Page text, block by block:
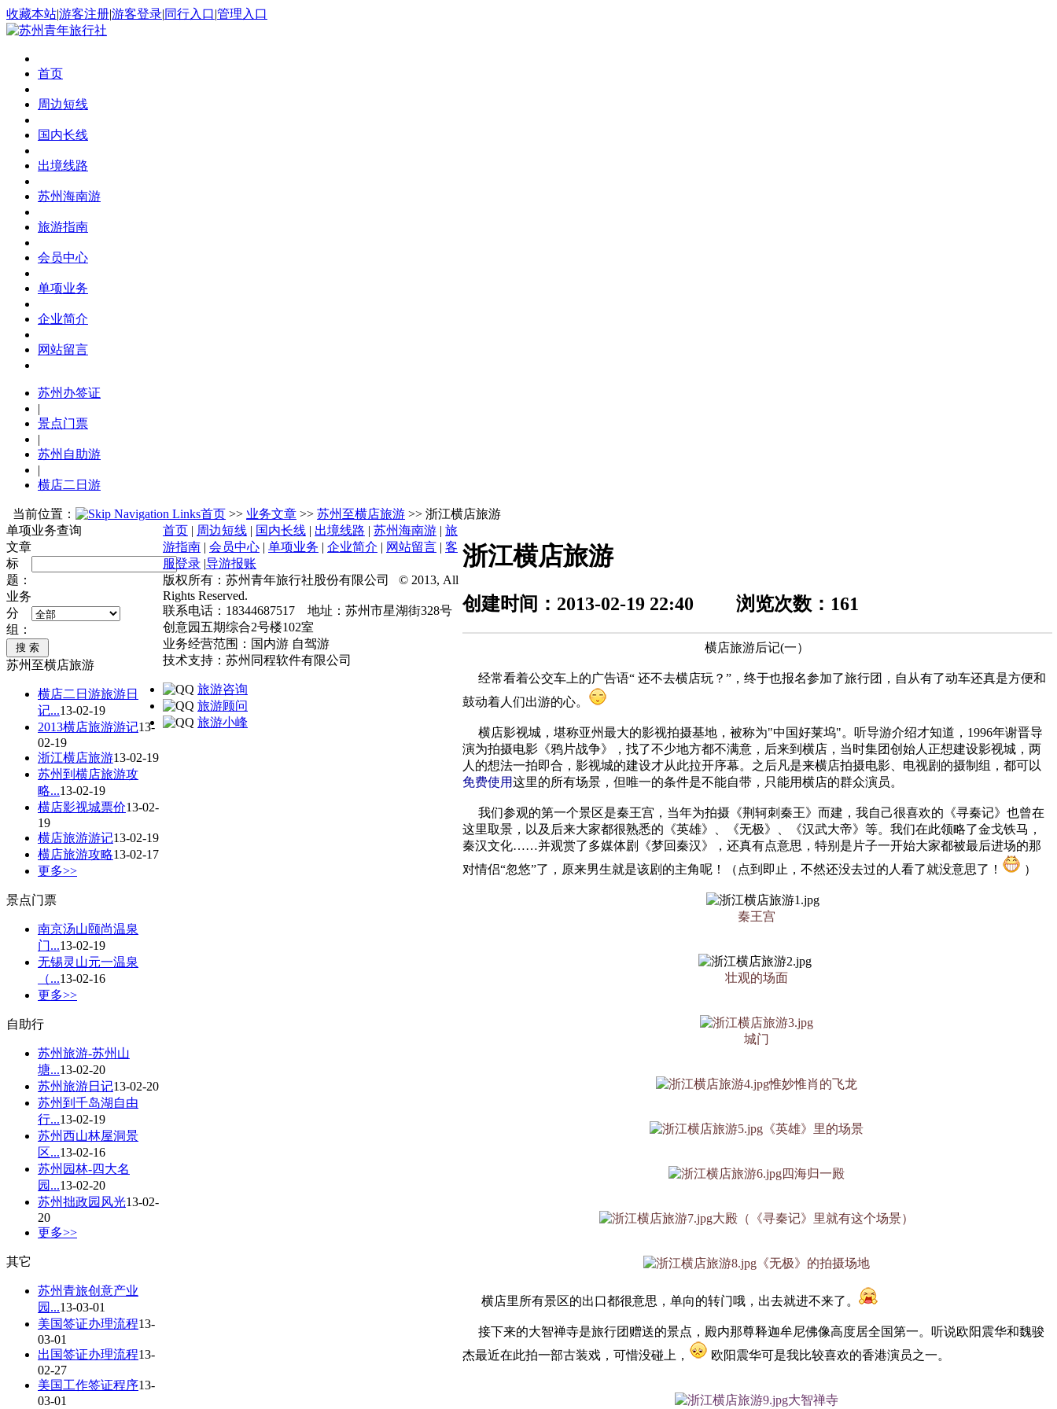
收藏本站|游客注册|游客登录|同行入口|管理入口
首页
周边短线
国内长线
出境线路
苏州海南游
旅游指南
会员中心
单项业务
企业简介
网站留言
苏州办签证
|
景点门票
|
苏州自助游
|
横店二日游
当前位置： 首页 >> 业务文章 >> 苏州至横店旅游 >> 浙江横店旅游
单项业务查询
文章
标
题：
业务
分
组：
苏州至横店旅游
横店二日游旅游日
记...13-02-19
2013横店旅游游记13-
02-19
浙江横店旅游13-02-19
苏州到横店旅游攻
略...13-02-19
横店影视城票价13-02-
19
横店旅游游记13-02-19
横店旅游攻略13-02-17
更多>>
景点门票
南京汤山颐尚温泉
门...13-02-19
无锡灵山元一温泉
（...13-02-16
更多>>
自助行
苏州旅游-苏州山
塘...13-02-20
苏州旅游日记13-02-20
苏州到千岛湖自由
行...13-02-19
苏州西山林屋洞景
区...13-02-16
苏州园林-四大名
园...13-02-20
苏州拙政园风光13-02-
20
更多>>
其它
苏州青旅创意产业
园...13-03-01
美国签证办理流程13-
03-01
出国签证办理流程13-
02-27
美国工作签证程序13-
03-01
浙江横店旅游
创建时间：2013-02-19 22:40 浏览次数：161
横店旅游后记(一）
经常看着公交车上的广告语“ 还不去横店玩？” ，终于也报名参加了旅行团，自从有了动车还真是方便和
鼓动着人们出游的心。
横店影视城，堪称亚州最大的影视拍摄基地，被称为"中国好莱坞"。听导游介绍才知道，1996年谢晋导
演为拍摄电影《鸦片战争》，找了不少地方都不满意，后来到横店，当时集团创始人正想建设影视城，两
人的想法一拍即合，影视城的建设才从此拉开序幕。之后凡是来横店拍摄电影、电视剧的摄制组，都可以
免费使用这里的所有场景，但唯一的条件是不能自带，只能用横店的群众演员。
我们参观的第一个景区是秦王宫，当年为拍摄《荆轲刺秦王》而建，我自己很喜欢的《寻秦记》也曾在
这里取景，以及后来大家都很熟悉的《英雄》、《无极》、《汉武大帝》等。我们在此领略了金戈铁马，
秦汉文化……并观赏了多媒体剧《梦回秦汉》，还真有点意思，特别是片子一开始大家都被最后进场的那
对情侣“忽悠”了，原来男生就是该剧的主角呢！（点到即止，不然还没去过的人看了就没意思了！
）
秦王宫
壮观的场面
城门
惟妙惟肖的飞龙
《英雄》里的场景
四海归一殿
大殿（ 《寻秦记》里就有这个场景）
《无极》的拍摄场地
横店里所有景区的出口都很意思，单向的转门哦，出去就进不来了。
接下来的大智禅寺是旅行团赠送的景点，殿内那尊释迦牟尼佛像高度居全国第一。听说欧阳震华和魏骏
杰最近在此拍一部古装戏，可惜没碰上，
欧阳震华可是我比较喜欢的香港演员之一。
大智禅寺
首页 | 周边短线 | 国内长线 | 出境线路 | 苏州海南游 | 旅
游指南 | 会员中心 | 单项业务 | 企业简介 | 网站留言 | 客
服登录 |导游报账
版权所有：苏州青年旅行社股份有限公司 © 2013, All
Rights Reserved.
联系电话：18344687517 地址：苏州市星湖街328号
创意园五期综合2号楼102室
业务经营范围：国内游 自驾游
技术支持：苏州同程软件有限公司
旅游咨询
旅游顾问
旅游小峰